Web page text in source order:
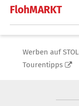
FlohMARKT
Werben auf STOL
Tourentipps